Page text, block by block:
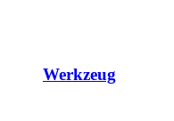
Werkzeug